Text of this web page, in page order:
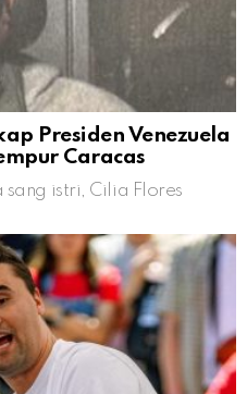
Presiden Venezuela
Caracas
istri, Cilia Flores